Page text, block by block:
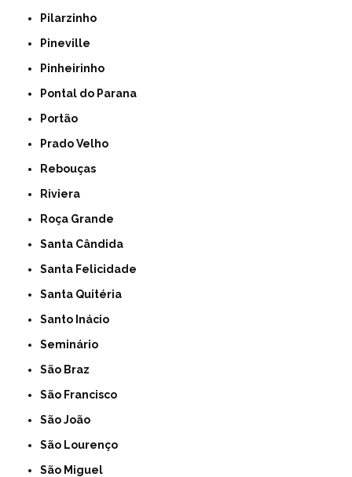
Pilarzinho
Pineville
Pinheirinho
Pontal do Parana
Portão
Prado Velho
Rebouças
Riviera
Roça Grande
Santa Cândida
Santa Felicidade
Santa Quitéria
Santo Inácio
Seminário
São Braz
São Francisco
São João
São Lourenço
São Miguel